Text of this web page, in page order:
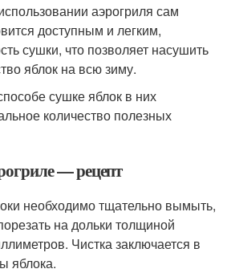
аэрогриля сам
доступным и легким,
сушки, что позволяет насушить
яблок на всю зиму.
сушке яблок в них
количество полезных
— рецепт
необходимо тщательно вымыть,
на дольки толщиной
Чистка заключается в
яблока.